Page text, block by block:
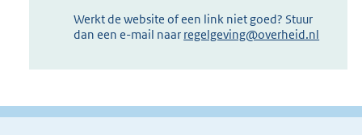
Werkt de website of een link niet goed? Stuur
dan een e-mail naar regelgeving@overheid.nl